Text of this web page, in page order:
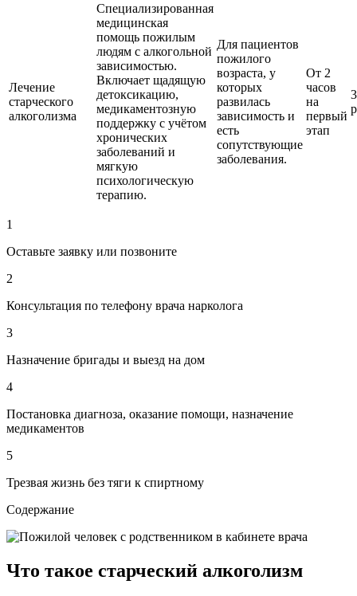
Лечение
старческого
алкоголизма
Специализированная
медицинская
помощь пожилым
людям с алкогольной
зависимостью.
Включает щадящую
детоксикацию,
медикаментозную
поддержку с учётом
хронических
заболеваний и
мягкую
психологическую
терапию.
Для пациентов
пожилого
возраста, у
которых
развилась
зависимость и
есть
сопутствующие
заболевания.
От 2
часов
на
первый
этап
1
Оставьте заявку или позвоните
2
Консультация по телефону врача нарколога
3
Назначение бригады и выезд на дом
4
Постановка диагноза, оказание помощи, назначение
медикаментов
5
Трезвая жизнь без тяги к спиртному
Содержание
Что такое старческий алкоголизм